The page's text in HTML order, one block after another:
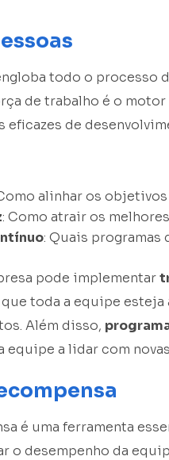
todo o processo
de trabalho é o
de
alinhar os
: Como atrair os
: Quais
pode implementar
toda a equipe
Além disso,
equipe a lidar com
é uma ferramenta
o desempenho da